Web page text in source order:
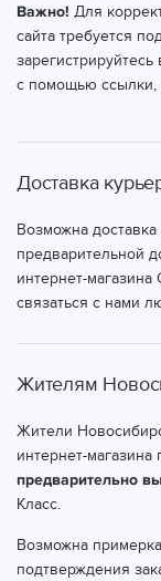
Важно! Для
сайта требуется
зарегистрируйтесь
с помощью ссылки,
Доставка
Возможна
предварительной
интернет-
связаться с нами
Жителям
Жители
интернет-магазина
предварительно
Класс.
Возможна
подтверждения